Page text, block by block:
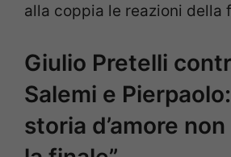
alla coppia le reazioni della
Giulio Pretelli
Salemi e
storia d’amore